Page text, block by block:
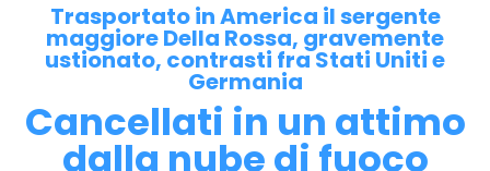
Trasportato in America il sergente
maggiore Della Rossa, gravemente
ustionato, contrasti fra Stati Uniti e
Germania
Cancellati in un attimo
dalla nube di fuoco